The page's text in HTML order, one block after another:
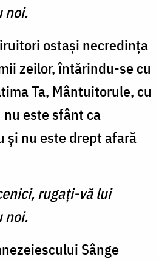
noi.
ostaşi necredinţa
zeilor, întărindu-se cu
Ta, Mântuitorule, cu
este sfânt ca
şi nu este drept afară
rugaţi-vă lui
noi.
Sânge